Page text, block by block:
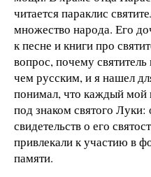
читается параклис
множество народа. Его
к песне и книги про
вопрос, почему
чем русским, и я нашел
понимал, что каждый мой
под знаком святого Луки:
свидетельств о его
привлекали к участию в
памяти.